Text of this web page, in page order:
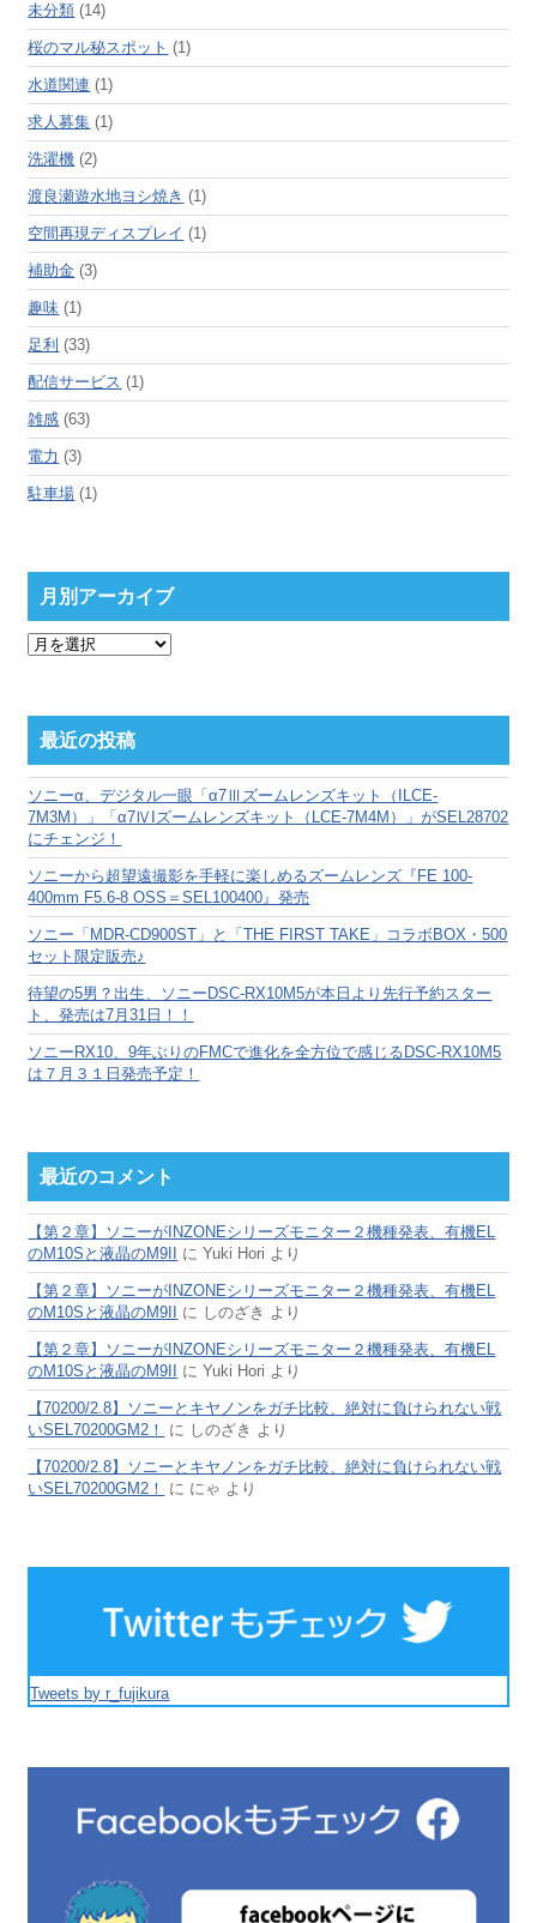
未分類 (14)
桜のマル秘スポット (1)
水道関連 (1)
求人募集 (1)
洗濯機 (2)
渡良瀬遊水地ヨシ焼き (1)
空間再現ディスプレイ (1)
補助金 (3)
趣味 (1)
足利 (33)
配信サービス (1)
雑感 (63)
電力 (3)
駐車場 (1)
月別アーカイブ
月
ー
カ
ブ
最近の投稿
ソニーα、デジタル一眼「α7Ⅲズームレンズキット（ILCE-
7M3M）」「α7ⅣIズームレンズキット（LCE-7M4M）」がSEL28702
にチェンジ！
ソニーから超望遠撮影を手軽に楽しめるズームレンズ『FE 100-
400mm F5.6-8 OSS＝SEL100400』発売
ソニー「MDR-CD900ST」と「THE FIRST TAKE」コラボBOX・500
セット限定販売♪
待望の5男？出生、ソニーDSC-RX10M5が本日より先行予約スター
ト、発売は7月31日！！
ソニーRX10、9年ぶりのFMCで進化を全方位で感じるDSC-RX10M5
は７月３１日発売予定！
最近のコメント
【第２章】ソニーがINZONEシリーズモニター２機種発表、有機EL
のM10Sと液晶のM9II
にYuki Hori より
【第２章】ソニーがINZONEシリーズモニター２機種発表、有機EL
のM10Sと液晶のM9II
に しのざき より
【第２章】ソニーがINZONEシリーズモニター２機種発表、有機EL
のM10Sと液晶のM9II
にYuki Hori より
【70200/2.8】ソニーとキヤノンをガチ比較、絶対に負けられない戦
いSEL70200GM2！
に しのざき より
【70200/2.8】ソニーとキヤノンをガチ比較、絶対に負けられない戦
いSEL70200GM2！
に にゃ より
Tweets by r_fujikura